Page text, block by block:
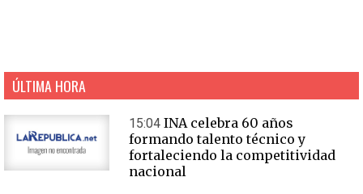
ÚLTIMA HORA
15:04 INA celebra 60 años
formando talento técnico y
fortaleciendo la competitividad
nacional